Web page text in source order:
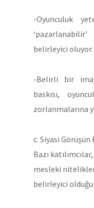
-Oyunculuk
belirleyici oluyor.
-Belirli bir
baskısı,
zorlanmalarına
c. Siyasi Görüşün
Bazı
mesleki
belirleyici